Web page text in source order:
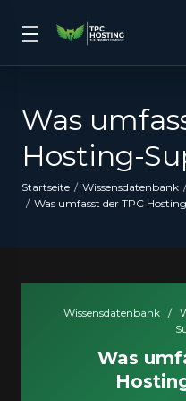
Was
Hosting-
Startseite Wissensdatenbank
Was umfasst der TPC
Wissensdatenbank /
Was